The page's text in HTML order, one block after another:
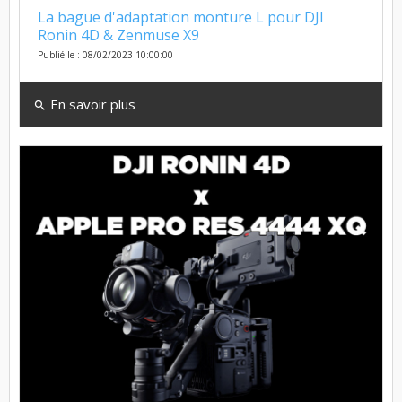
La bague d'adaptation monture L pour DJI
Ronin 4D & Zenmuse X9
Publié le : 08/02/2023 10:00:00
search En savoir plus